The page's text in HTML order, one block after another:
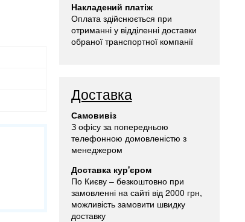
Накладений платіж
Оплата здійснюється при
отриманні у відділенні доставки
обраної транспортної компанії
Доставка
Самовивіз
З офісу за попередньою
телефонною домовленістю з
менеджером
Доставка кур'єром
По Києву – безкоштовно при
замовленні на сайті від 2000 грн,
можливість замовити швидку
доставку